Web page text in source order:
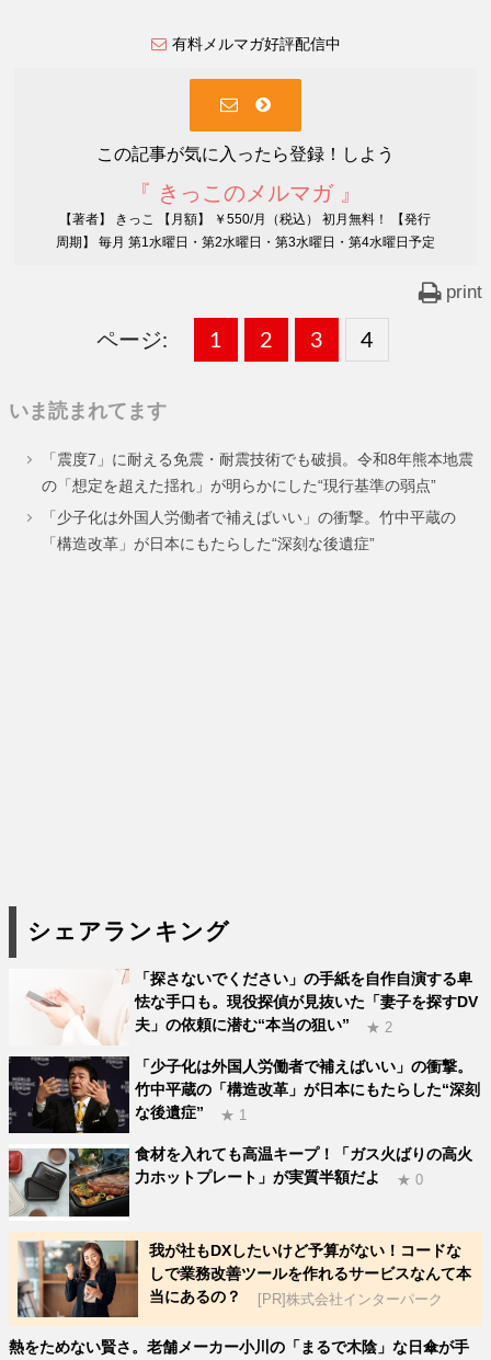
有料メルマガ好評配信中
この記事が気に入ったら登録！しよう
『 きっこのメルマガ 』
【著者】 きっこ 【月額】 ￥550/月（税込） 初月無料！ 【発行
周期】 毎月 第1水曜日・第2水曜日・第3水曜日・第4水曜日予定
print
ページ:
固
ー
ジ
1 ,
固
ー
ジ
2 ,
固
ー
ジ
3 ,
固
ー
ジ
4
いま読まれてます
「震度7」に耐える免震・耐震技術でも破損。令和8年熊本地震
の「想定を超えた揺れ」が明らかにした“現行基準の弱点”
「少子化は外国人労働者で補えばいい」の衝撃。竹中平蔵の
「構造改革」が日本にもたらした“深刻な後遺症”
シェアランキング
「探さないでください」の手紙を自作自演する卑
怯な手口も。現役探偵が見抜いた「妻子を探すDV
夫」の依頼に潜む“本当の狙い”
★ 2
「少子化は外国人労働者で補えばいい」の衝撃。
竹中平蔵の「構造改革」が日本にもたらした“深刻
な後遺症”
★ 1
食材を入れても高温キープ！「ガス火ばりの高火
力ホットプレート」が実質半額だよ
★ 0
我が社もDXしたいけど予算がない！コードな
しで業務改善ツールを作れるサービスなんて本
当にあるの？
[PR]株式会社インターパーク
熱をためない賢さ。老舗メーカー小川の「まるで木陰」な日傘が手